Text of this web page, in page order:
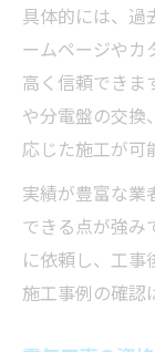
具体的には、過
ームページやカ
高く信頼できま
や分電盤の交換
応じた施工が可
実績が豊富な業
できる点が強み
に依頼し、工事
施工事例の確認